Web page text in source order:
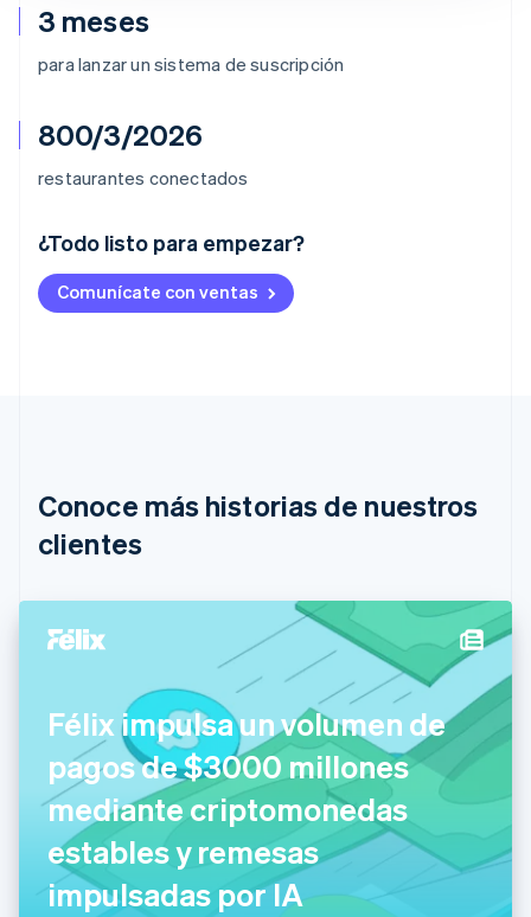
3 meses
para lanzar un sistema de suscripción
800/3/2026
restaurantes conectados
¿Todo listo para empezar?
Comunícate con ventas
Conoce más historias de nuestros
clientes
Félix impulsa un volumen de
pagos de $3000 millones
mediante criptomonedas
estables y remesas
impulsadas por IA
Alemania
DeutschEnglish
Australia
Bulgaria
English
Canadá
China continental
简体中文
Chipre
Croacia
English Italiano
Dinamarca
English
Emiratos Árabes Unidos
English
Eslovaquia
English
Eslovenia